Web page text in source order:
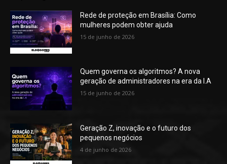
Rede de proteção em Brasília: Como
mulheres podem obter ajuda
15 de junho de 2026
Quem governa os algoritmos? A nova
geração de administradores na era da I.A
15 de junho de 2026
Geração Z, inovação e o futuro dos
pequenos negócios
4 de junho de 2026